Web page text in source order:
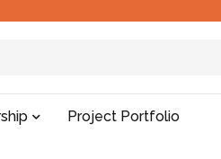
Project Portfolio